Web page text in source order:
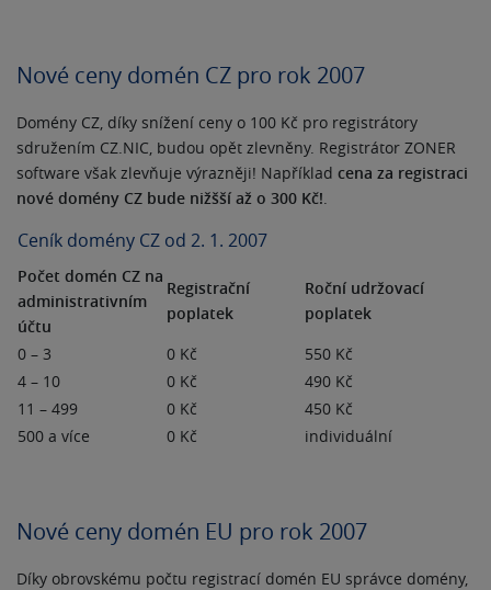
Nové ceny domén CZ pro rok 2007
Domény CZ, díky snížení ceny o 100 Kč pro registrátory
sdružením CZ.NIC, budou opět zlevněny. Registrátor ZONER
software však zlevňuje výrazněji! Například cena za registraci
nové domény CZ bude nižšší až o 300 Kč!.
Ceník domény CZ od 2. 1. 2007
Počet domén CZ na
administrativním
účtu
Registrační
poplatek
Roční udržovací
poplatek
0 – 3
0 Kč
550 Kč
4 – 10
0 Kč
490 Kč
11 – 499
0 Kč
450 Kč
500 a více
0 Kč individuální
Nové ceny domén EU pro rok 2007
Díky obrovskému počtu registrací domén EU správce domény,